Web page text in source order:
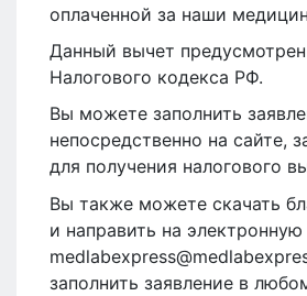
оплаченной за наши
Данный вычет предусмотрен
Налогового кодекса РФ.
Вы можете заполнить
непосредственно на сайте,
для получения налогового
Вы также можете скачать
и направить на электронную
заполнить заявление в